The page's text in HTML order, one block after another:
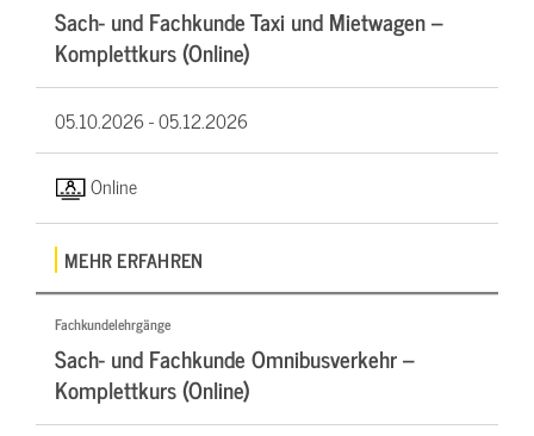
Sach- und Fachkunde Taxi und Mietwagen –
Komplettkurs (Online)
05.10.2026 -05.12.2026
Online
MEHR ERFAHREN
Fachkundelehrgänge
Sach- und Fachkunde Omnibusverkehr –
Komplettkurs (Online)